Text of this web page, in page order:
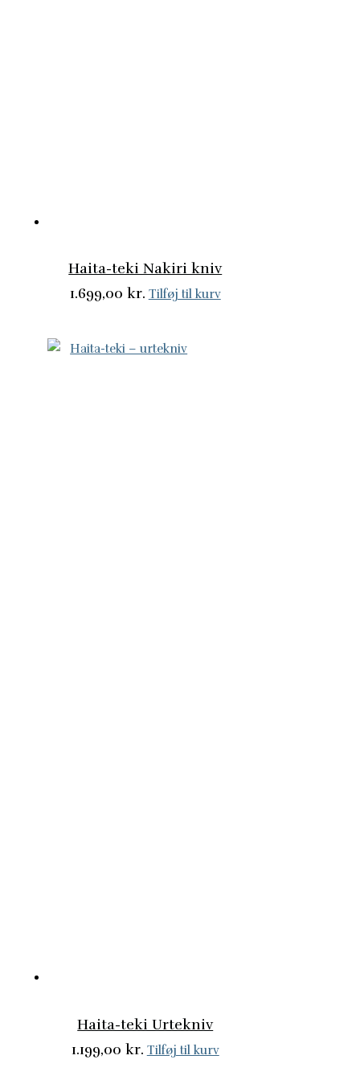
Haita-teki Nakiri kniv
1.699,00 kr. Tilføj til kurv
Haita-teki Urtekniv
1.199,00 kr. Tilføj til kurv